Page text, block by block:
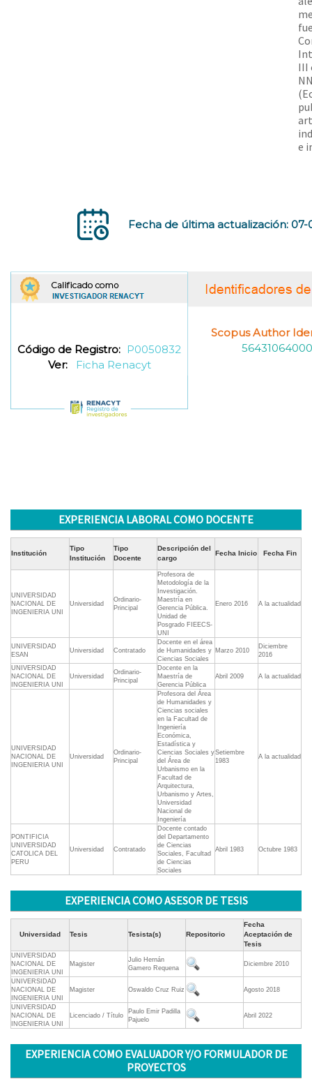
III
e
Fecha de última actualización: 07-
Código de Registro: P0050832
Ver:
Ficha Renacyt
Scopus Author
56431064000
EXPERIENCIA LABORAL COMO DOCENTE
Institución
Tipo
Institución
Tipo
Docente
Descripción del
cargo
Fecha Inicio Fecha Fin
UNIVERSIDAD
NACIONAL DE
INGENIERIA UNI
Universidad
Ordinario-
Principal
Profesora de
Metodología de la
Investigación.
Maestría en
Gerencia Pública.
Unidad de
Posgrado FIEECS-
UNI
Enero 2016 A la actualidad
UNIVERSIDAD
ESAN
Universidad Contratado
Docente en el área
de Humanidades y
Ciencias Sociales
Marzo 2010
Diciembre
2016
UNIVERSIDAD
NACIONAL DE
INGENIERIA UNI
Universidad
Ordinario-
Principal
Docente en la
Maestría de
Gerencia Pública
Abril 2009 A la actualidad
UNIVERSIDAD
NACIONAL DE
INGENIERIA UNI
Universidad
Ordinario-
Principal
Profesora del Área
de Humanidades y
Ciencias sociales
en la Facultad de
Ingeniería
Económica,
Estadística y
Ciencias Sociales y
del Área de
Urbanismo en la
Facultad de
Arquitectura,
Urbanismo y Artes,
Universidad
Nacional de
Ingeniería
Setiembre
1983
A la actualidad
PONTIFICIA
UNIVERSIDAD
CATOLICA DEL
PERU
Universidad Contratado
Docente contado
del Departamento
de Ciencias
Sociales, Facultad
de Ciencias
Sociales
Abril 1983 Octubre 1983
EXPERIENCIA COMO ASESOR DE TESIS
Universidad Tesis Tesista(s) Repositorio
Fecha
Aceptación de
Tesis
UNIVERSIDAD
NACIONAL DE
INGENIERIA UNI
Magister
Julio Hernán
Gamero Requena
Diciembre 2010
UNIVERSIDAD
NACIONAL DE
INGENIERIA UNI
Magister Oswaldo Cruz Ruiz Agosto 2018
UNIVERSIDAD
NACIONAL DE
INGENIERIA UNI
Licenciado / Título
Paulo Emir Padilla
Pajuelo
Abril 2022
EXPERIENCIA COMO EVALUADOR Y/O FORMULADOR DE
PROYECTOS